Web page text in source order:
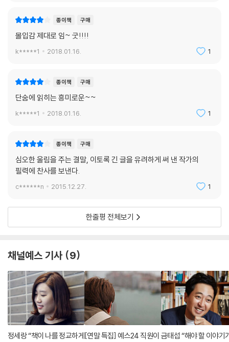
종이책 구매
몰입감 제대로 임~ 굿!!!!
k*****1 2018.01.16. 1
종이책 구매
단숨에 읽히는 흥미로운~~
k*****1 2018.01.16. 1
종이책 구매
심오한 울림을 주는 결말, 이토록 긴 글을 유려하게 써 낸 작가의
필력에 찬사를 보낸다.
c******n 2015.12.27. 1
한줄평 전체보기
채널예스 기사 9
정세랑 “책이 나를 정교하게[연말 특집] 예스24 직원이 금태섭 “해야 할 이야기